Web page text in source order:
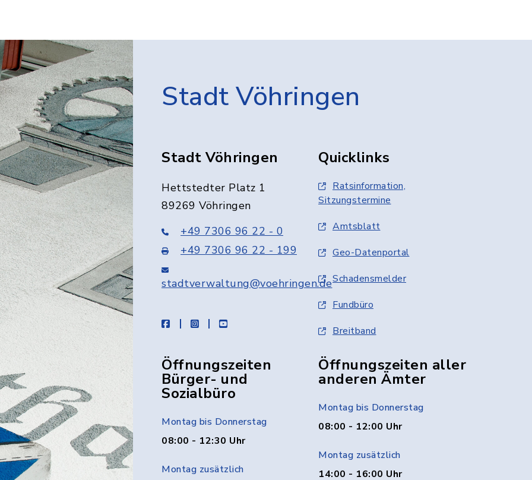
Stadt Vöhringen
Stadt Vöhringen
Hettstedter Platz 1
89269 Vöhringen
+49 7306 96 22 - 0
+49 7306 96 22 - 199
stadtverwaltung@voehringen.de
facebookinstagramyoutube
Quicklinks
Ratsinformation,
Sitzungstermine
Amtsblatt
Geo-Datenportal
Schadensmelder
Fundbüro
Breitband
Öffnungszeiten
Bürger- und
Sozialbüro
Montag bis Donnerstag
08:00 - 12:30 Uhr
Montag zusätzlich
Öffnungszeiten aller
anderen Ämter
Montag bis Donnerstag
08:00 - 12:00 Uhr
Montag zusätzlich
14:00 - 16:00 Uhr